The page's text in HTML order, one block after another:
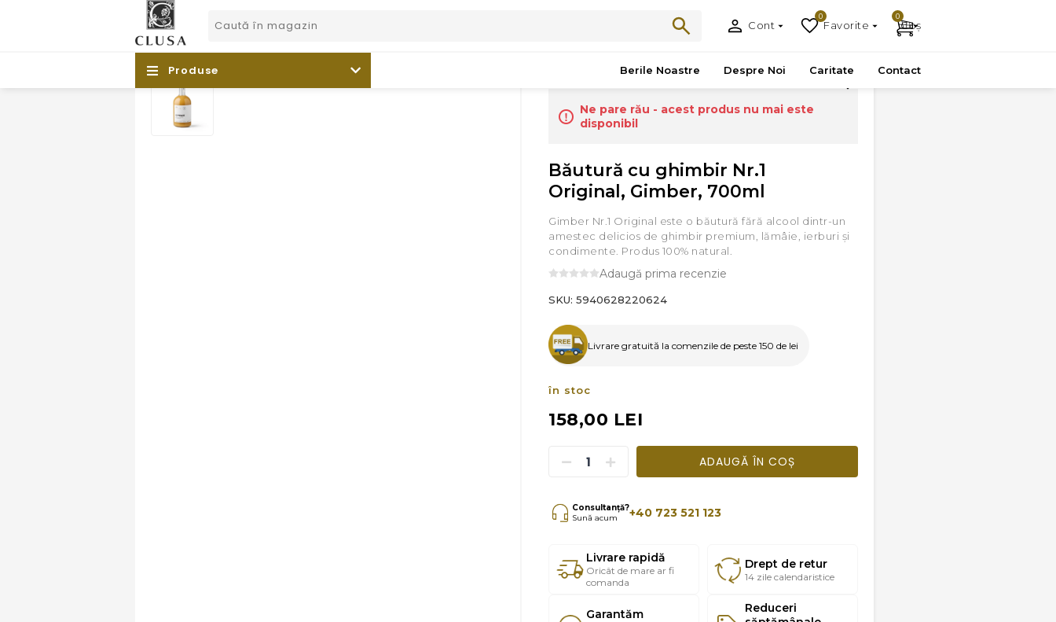
Cont Favorite
0
Coș
0
Berile Noastre Despre Noi Caritate Contact
Produse
Băutură cu ghimbir Nr.1 Original, Gimber, 700ml
Ne pare rău - acest produs nu mai este
disponibil
Băutură cu ghimbir Nr.1
Original, Gimber, 700ml
Gimber Nr.1 Original este o băutură fără alcool dintr-un
amestec delicios de ghimbir premium, lămâie, ierburi şi
condimente. Produs 100% natural.
Adaugă prima recenzie
SKU: 5940628220624
Livrare gratuită la comenzile de peste 150 de lei
în stoc
158,00 LEI
ADAUGĂ ÎN COȘ
Consultanță?
Sună acum
+40 723 521 123
Livrare rapidă
Oricât de mare ar fi
comanda
Drept de retur
14 zile calendaristice
Garantăm
Reduceri